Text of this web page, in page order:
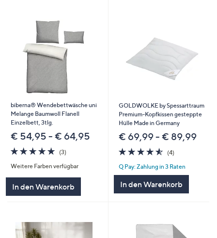
biberna® Wendebettwäsche uni
Melange Baumwoll Flanell
Einzelbett, 3tlg.
€ 54,95 - € 64,95
4.7
von
5
(3)
Weitere Farben verfügbar
In den Warenkorb
GOLDWOLKE by Spessarttraum
Premium-Kopfkissen gesteppte
Hülle Made in Germany
€ 69,99 - € 89,99
4.5
von
5
(4)
Q Pay: Zahlung in 3 Raten
In den Warenkorb